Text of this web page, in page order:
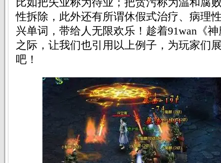
性拆除，此外还有所谓休假式治疗、病理
兴单词，带给人无限欢乐！趁着91wan《
之际，让我们也引用以上例子，为玩家们
吧！